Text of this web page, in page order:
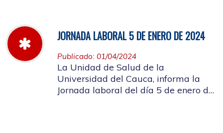
JORNADA LABORAL 5 DE ENERO DE 2024
Publicado: 01/04/2024
La Unidad de Salud de la
Universidad del Cauca, informa la
Jornada laboral del día 5 de enero de